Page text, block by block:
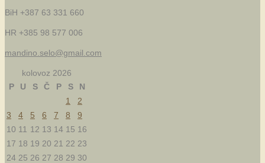
BiH +387 63 331 660
HR +385 98 577 006
mandino.selo@gmail.com
kolovoz 2026
P
U S Č P S
N
1
2
3
4 5 6 7 8
9
10 11 12 13 14 15 16
17 18 19 20 21 22 23
24 25 26 27 28 29 30